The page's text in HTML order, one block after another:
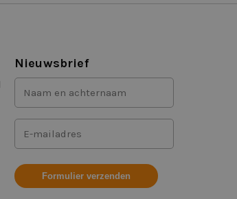
Nieuwsbrief
Voor-
en
(Vereist)
Mailadres